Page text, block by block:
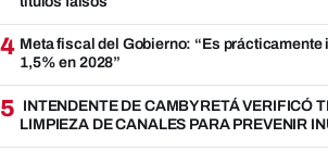
4 Meta fiscal del Gobierno: “Es prácticamente
1,5% en 2028”
5 INTENDENTE DE CAMBYRETÁ VERIFICÓ
LIMPIEZA DE CANALES PARA PREVENIR